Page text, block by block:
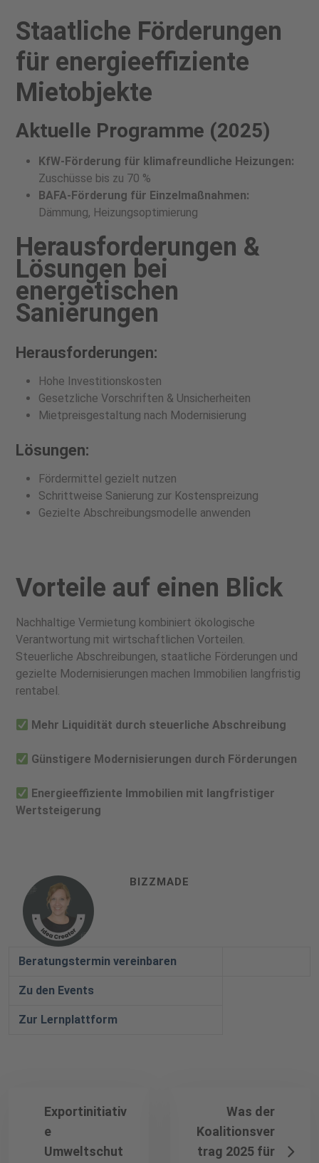
Staatliche Förderungen
für energieeffiziente
Mietobjekte
Aktuelle Programme (2025)
KfW-Förderung für klimafreundliche Heizungen:
Zuschüsse bis zu 70 %
BAFA-Förderung für Einzelmaßnahmen:
Dämmung, Heizungsoptimierung
Herausforderungen &
Lösungen bei
energetischen
Sanierungen
Herausforderungen:
Hohe Investitionskosten
Gesetzliche Vorschriften & Unsicherheiten
Mietpreisgestaltung nach Modernisierung
Lösungen:
Fördermittel gezielt nutzen
Schrittweise Sanierung zur Kostenspreizung
Gezielte Abschreibungsmodelle anwenden
Vorteile auf einen Blick
Nachhaltige Vermietung kombiniert ökologische
Verantwortung mit wirtschaftlichen Vorteilen.
Steuerliche Abschreibungen, staatliche Förderungen und
gezielte Modernisierungen machen Immobilien langfristig
rentabel.
Mehr Liquidität durch steuerliche Abschreibung
Günstigere Modernisierungen durch Förderungen
Energieeffiziente Immobilien mit langfristiger
Wertsteigerung
BIZZMADE
Beratungstermin vereinbaren
Zu den Events
Zur Lernplattform
Exportinitiativ
e
Umweltschut
Was der
Koalitionsver
trag 2025 für